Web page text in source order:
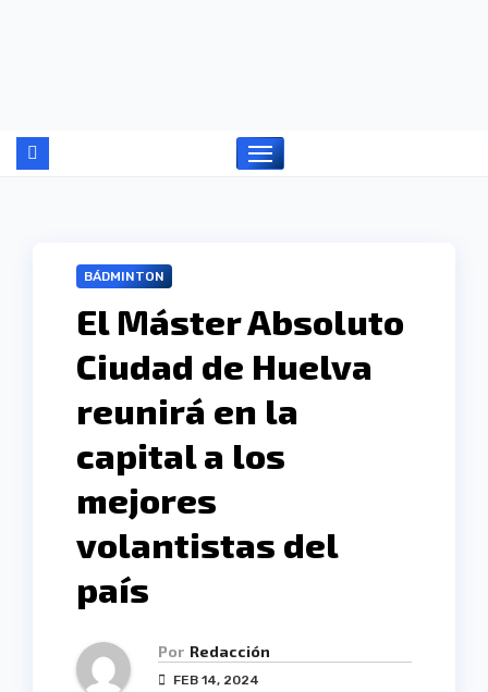
BÁDMINTON
El Máster Absoluto
Ciudad de Huelva
reunirá en la
capital a los
mejores
volantistas del
país
Por Redacción
FEB 14, 2024